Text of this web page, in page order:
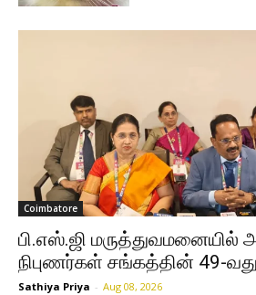
Coimbatore
பி.எஸ்.ஜி மருத்துவமனையில்
நிபுணர்கள் சங்கத்தின் 49-
Sathiya Priya - Aug 08, 2026